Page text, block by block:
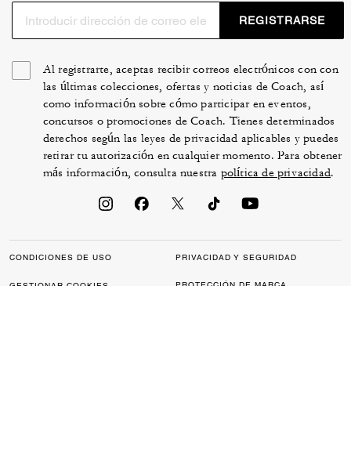
REGISTRARSE
Al registrarte, aceptas recibir correos electrónicos con con
las últimas colecciones, ofertas y noticias de Coach, así
como información sobre cómo participar en eventos,
concursos o promociones de Coach. Tienes determinados
derechos según las leyes de privacidad aplicables y puedes
retirar tu autorización en cualquier momento. Para obtener
más información, consulta nuestra política de privacidad.
CONDICIONES DE USO PRIVACIDAD Y SEGURIDAD
GESTIONAR COOKIES PROTECCIÓN DE MARCA